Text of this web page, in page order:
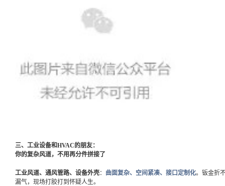
三、工业设备和HVAC的朋友：
你的复杂风道，不用再分件拼接了
工业风道、通风管路、设备外壳： 曲面复杂、空间紧凑、接口定制化。钣金折
漏气，现场打胶打到怀疑人生。